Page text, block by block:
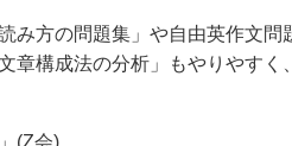
み方の問題集」や自由英作文問
章構成法の分析」もやりやすく